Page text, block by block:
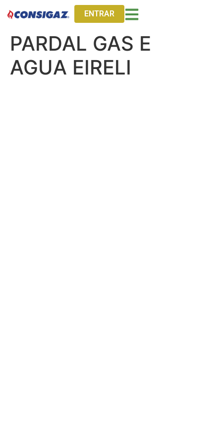
ENTRAR
PARDAL GAS E
AGUA EIRELI